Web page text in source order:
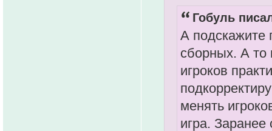
Гобуль
А подскажите
сборных. А то
игроков
менять
игра. Заранее